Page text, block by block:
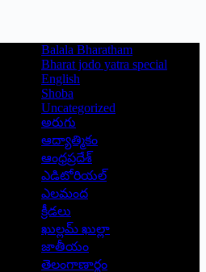
Balala Bharatham
Bharat jodo yatra special
English
Shoba
Uncategorized
అరుగు
ఆద్యాత్మికం
ఆంధ్రప్రదేశ్
ఎడిటోరియల్
ఎలమంద
క్రీడలు
ఖుల్లమ్ ఖుల్లా
జాతీయం
తెలంగాణార్థం